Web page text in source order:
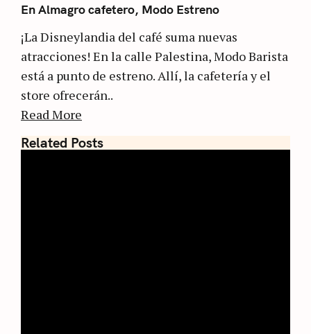
En Almagro cafetero, Modo Estreno
¡La Disneylandia del café suma nuevas
atracciones! En la calle Palestina, Modo Barista
está a punto de estreno. Allí, la cafetería y el
store ofrecerán..
Read More
Related Posts